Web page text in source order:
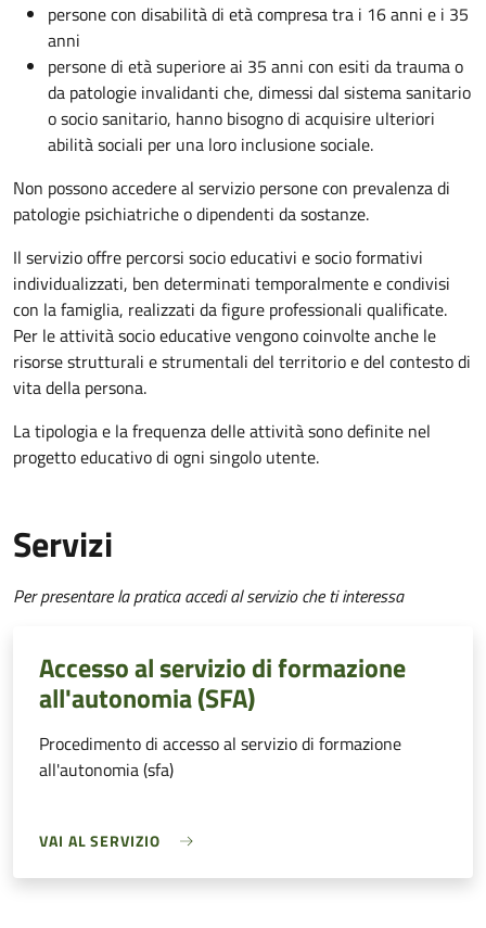
persone con disabilità di età compresa tra i 16 anni e i 35
anni
persone di età superiore ai 35 anni con esiti da trauma o
da patologie invalidanti che, dimessi dal sistema sanitario
o socio sanitario, hanno bisogno di acquisire ulteriori
abilità sociali per una loro inclusione sociale.
Non possono accedere al servizio persone con prevalenza di
patologie psichiatriche o dipendenti da sostanze.
Il servizio offre percorsi socio educativi e socio formativi
individualizzati, ben determinati temporalmente e condivisi
con la famiglia, realizzati da figure professionali qualificate.
Per le attività socio educative vengono coinvolte anche le
risorse strutturali e strumentali del territorio e del contesto di
vita della persona.
La tipologia e la frequenza delle attività sono definite nel
progetto educativo di ogni singolo utente.
Servizi
Per presentare la pratica accedi al servizio che ti interessa
Accesso al servizio di formazione
all'autonomia (SFA)
Procedimento di accesso al servizio di formazione
all'autonomia (sfa)
VAI AL SERVIZIO